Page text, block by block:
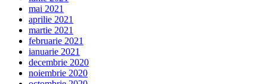
mai 2021
aprilie 2021
martie 2021
februarie 2021
ianuarie 2021
decembrie 2020
noiembrie 2020